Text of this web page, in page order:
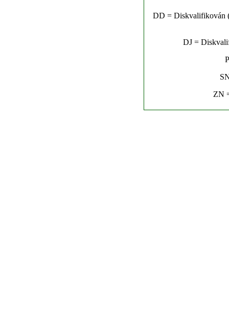
DD = Diskvalifikován
DJ =
ZN